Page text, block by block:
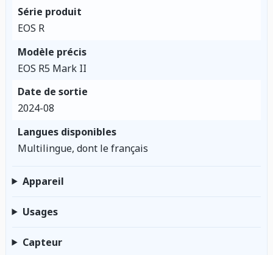
Série produit
EOS R
Modèle précis
EOS R5 Mark II
Date de sortie
2024-08
Langues disponibles
Multilingue, dont le français
Appareil
Usages
Capteur